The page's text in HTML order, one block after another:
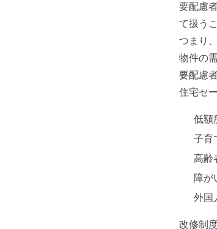
要配慮
て扱う
つまり
物件の
要配慮
住宅セ
低額
子育
高齢
障が
外国
改修制